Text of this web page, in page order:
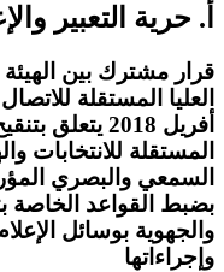
أ. حرية التعبير
قرار مشترك بين الهيئة
أفريل 2018
المستقلة للانتخابات
بضبط القواعد الخاصة
والجهوية بوسائل
وإجراءاتها